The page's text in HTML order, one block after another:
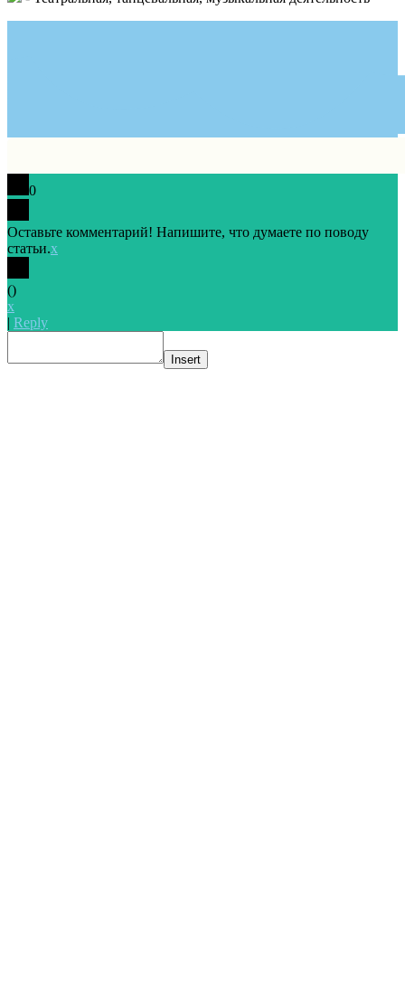
0
Оставьте комментарий! Напишите, что думаете по поводу
статьи.x
()
x
Reply
Insert